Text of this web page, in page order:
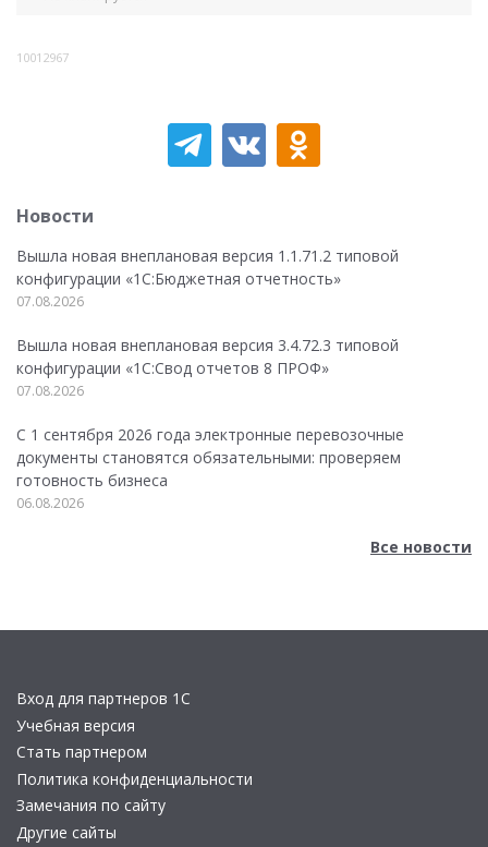
10012967
Новости
Вышла новая внеплановая версия 1.1.71.2 типовой
конфигурации «1C:Бюджетная отчетность»
07.08.2026
Вышла новая внеплановая версия 3.4.72.3 типовой
конфигурации «1C:Свод отчетов 8 ПРОФ»
07.08.2026
С 1 сентября 2026 года электронные перевозочные
документы становятся обязательными: проверяем
готовность бизнеса
06.08.2026
Все новости
Вход для партнеров 1С
Учебная версия
Стать партнером
Политика конфиденциальности
Замечания по сайту
Другие сайты